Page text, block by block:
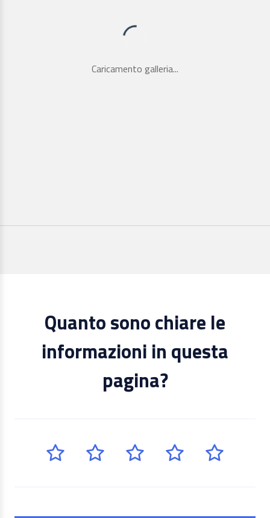
Caricamento galleria...
Quanto sono chiare le
informazioni in questa
pagina?